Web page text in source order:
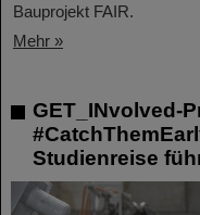
Bauprojekt FAIR.
Mehr »
GET_INvolved-
Studienreise